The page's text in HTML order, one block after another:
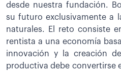
desde nuestra fundación.
su futuro exclusivamente a
naturales. El reto consiste
rentista a una economía
innovación y la creación
productiva debe convertirse